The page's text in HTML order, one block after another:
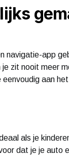
navigatie-app
zit nooit meer
aan het
als je
dat je je auto